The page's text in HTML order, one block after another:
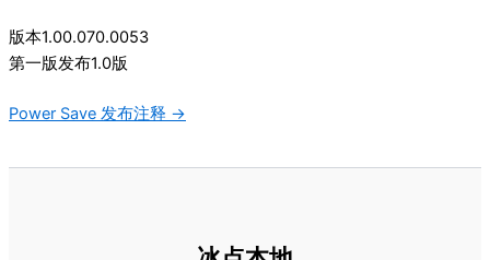
版本1.00.070.0053
第一版发布1.0版
文
导
Power Save 发布注释 →